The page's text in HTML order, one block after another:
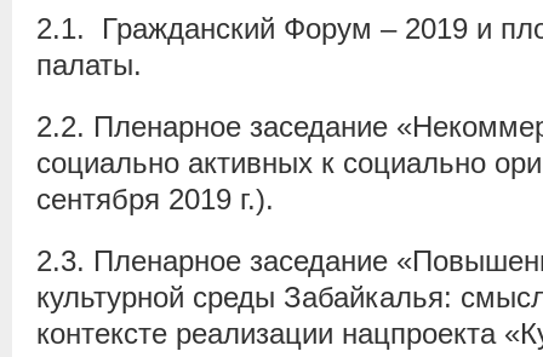
2.1. Гражданский Форум – 2019 и
палаты.
2.2. Пленарное заседание
социально активных к социально
сентября 2019 г.).
2.3. Пленарное заседание
культурной среды Забайкалья:
контексте реализации нацпроекта